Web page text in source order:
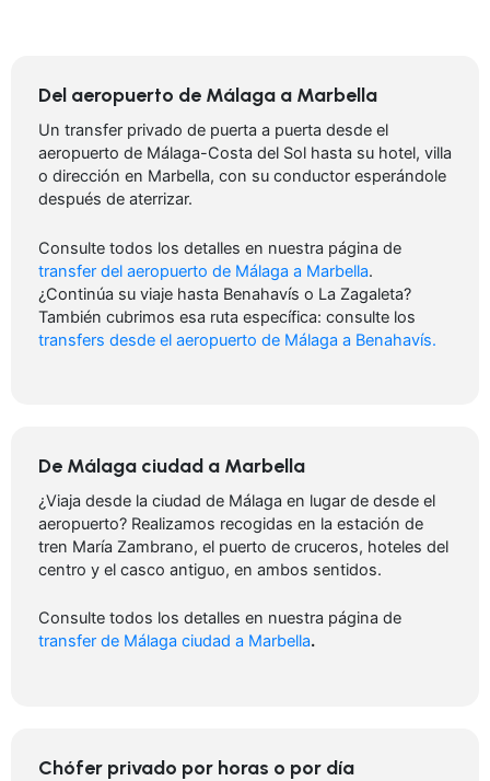
Del aeropuerto de Málaga a Marbella
Un transfer privado de puerta a puerta desde el
aeropuerto de Málaga-Costa del Sol hasta su hotel, villa
o dirección en Marbella, con su conductor esperándole
después de aterrizar.
Consulte todos los detalles en nuestra página de
transfer del aeropuerto de Málaga a Marbella.
¿Continúa su viaje hasta Benahavís o La Zagaleta?
También cubrimos esa ruta específica: consulte los
transfers desde el aeropuerto de Málaga a Benahavís.
De Málaga ciudad a Marbella
¿Viaja desde la ciudad de Málaga en lugar de desde el
aeropuerto? Realizamos recogidas en la estación de
tren María Zambrano, el puerto de cruceros, hoteles del
centro y el casco antiguo, en ambos sentidos.
Consulte todos los detalles en nuestra página de
transfer de Málaga ciudad a Marbella.
Chófer privado por horas o por día